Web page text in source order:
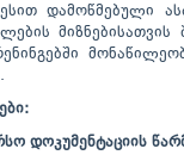
დამოწმებული
დოკუმენტაციის